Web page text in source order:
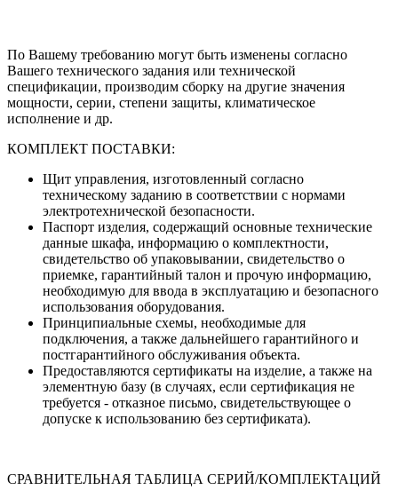
По Вашему требованию могут быть изменены согласно
Вашего технического задания или технической
спецификации, производим сборку на другие значения
мощности, серии, степени защиты, климатическое
исполнение и др.
КОМПЛЕКТ ПОСТАВКИ:
Щит управления, изготовленный согласно
техническому заданию в соответствии с нормами
электротехнической безопасности.
Паспорт изделия, содержащий основные технические
данные шкафа, информацию о комплектности,
свидетельство об упаковывании, свидетельство о
приемке, гарантийный талон и прочую информацию,
необходимую для ввода в эксплуатацию и безопасного
использования оборудования.
Принципиальные схемы, необходимые для
подключения, а также дальнейшего гарантийного и
постгарантийного обслуживания объекта.
Предоставляются сертификаты на изделие, а также на
элементную базу (в случаях, если сертификация не
требуется - отказное письмо, свидетельствующее о
допуске к использованию без сертификата).
СРАВНИТЕЛЬНАЯ ТАБЛИЦА СЕРИЙ/КОМПЛЕКТАЦИЙ